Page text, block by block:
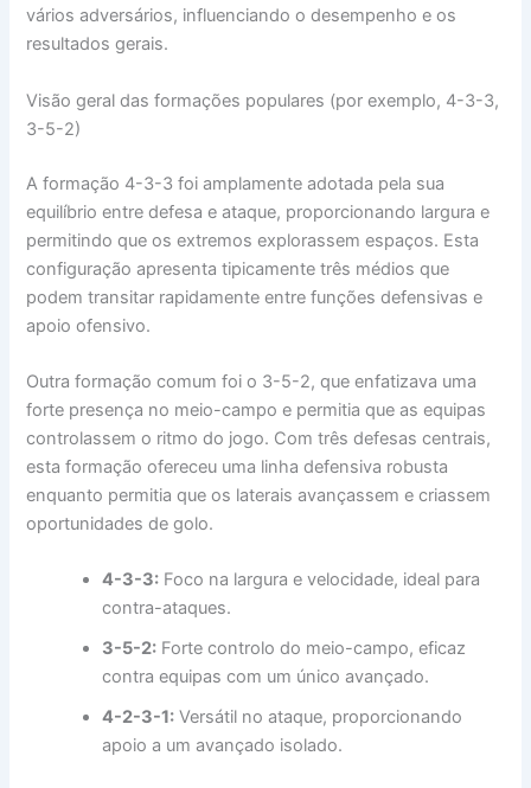
vários adversários, influenciando o desempenho e os
resultados gerais.
Visão geral das formações populares (por exemplo, 4-3-3,
3-5-2)
A formação 4-3-3 foi amplamente adotada pela sua
equilíbrio entre defesa e ataque, proporcionando largura e
permitindo que os extremos explorassem espaços. Esta
configuração apresenta tipicamente três médios que
podem transitar rapidamente entre funções defensivas e
apoio ofensivo.
Outra formação comum foi o 3-5-2, que enfatizava uma
forte presença no meio-campo e permitia que as equipas
controlassem o ritmo do jogo. Com três defesas centrais,
esta formação ofereceu uma linha defensiva robusta
enquanto permitia que os laterais avançassem e criassem
oportunidades de golo.
4-3-3: Foco na largura e velocidade, ideal para
contra-ataques.
3-5-2: Forte controlo do meio-campo, eficaz
contra equipas com um único avançado.
4-2-3-1: Versátil no ataque, proporcionando
apoio a um avançado isolado.